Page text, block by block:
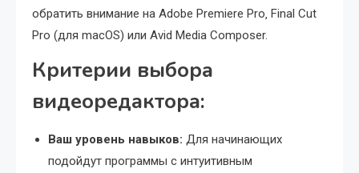
обратить внимание на Adobe Premiere Pro‚ Final Cut
Pro (для macOS) или Avid Media Composer.
Критерии выбора
видеоредактора:
Ваш уровень навыков: Для начинающих
подойдут программы с интуитивным